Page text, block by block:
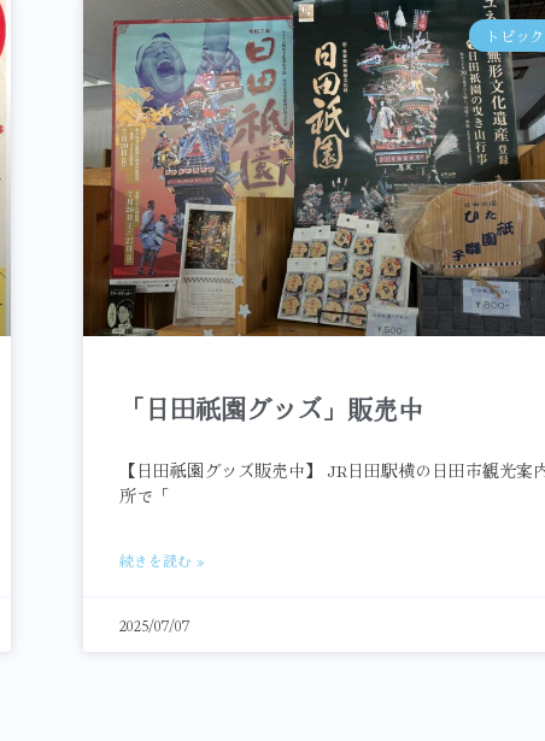
トピッ
「日田祇園グッズ」販売中
【日田祇園グッズ販売中】 JR日田駅横の日田市観光案
所で「
続きを読む »
2025/07/07